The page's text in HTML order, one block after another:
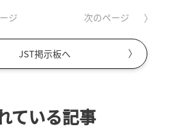
ジ
JST掲示板へ
次のページ
ている記事